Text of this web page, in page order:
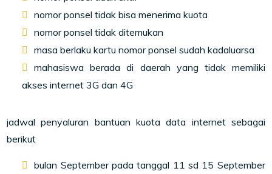
nomor ponsel tidak bisa menerima kuota
nomor ponsel tidak ditemukan
masa berlaku kartu nomor ponsel sudah kadaluarsa
mahasiswa berada di daerah yang tidak memiliki
akses internet 3G dan 4G
jadwal penyaluran bantuan kuota data internet sebagai
berikut
bulan September pada tanggal 11 sd 15 September